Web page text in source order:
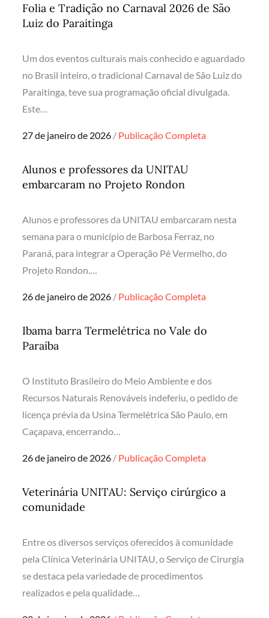
Folia e Tradição no Carnaval 2026 de São
Luiz do Paraitinga
Um dos eventos culturais mais conhecido e aguardado
no Brasil inteiro, o tradicional Carnaval de São Luiz do
Paraitinga, teve sua programação oficial divulgada.
Este…
Posted
27 de janeiro de 2026 Publicação Completa
Alunos e professores da UNITAU
embarcaram no Projeto Rondon
Alunos e professores da UNITAU embarcaram nesta
semana para o município de Barbosa Ferraz, no
Paraná, para integrar a Operação Pé Vermelho, do
Projeto Rondon.…
Posted
26 de janeiro de 2026 Publicação Completa
Ibama barra Termelétrica no Vale do
Paraíba
O Instituto Brasileiro do Meio Ambiente e dos
Recursos Naturais Renováveis indeferiu, o pedido de
licença prévia da Usina Termelétrica São Paulo, em
Caçapava, encerrando…
Posted
26 de janeiro de 2026 Publicação Completa
Veterinária UNITAU: Serviço cirúrgico a
comunidade
Entre os diversos serviços oferecidos à comunidade
pela Clínica Veterinária UNITAU, o Serviço de Cirurgia
se destaca pela variedade de procedimentos
realizados e pela qualidade…